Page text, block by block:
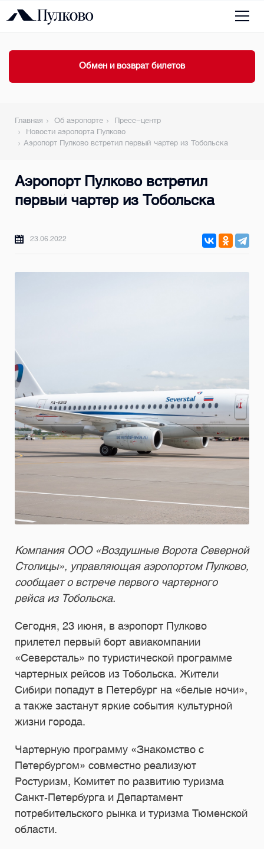
Обмен и возврат билетов
Главная Об аэропорте
Пресс-центр
Новости аэропорта Пулково
Аэропорт Пулково встретил первый чартер из Тобольска
Аэропорт Пулково встретил
первый чартер из Тобольска
23.06.2022
Компания ООО «Воздушные Ворота Северной
Столицы», управляющая аэропортом Пулково,
сообщает о встрече первого чартерного
рейса из Тобольска.
Сегодня, 23 июня, в аэропорт Пулково
прилетел первый борт авиакомпании
«Северсталь» по туристической программе
чартерных рейсов из Тобольска. Жители
Сибири попадут в Петербург на «белые ночи»,
а также застанут яркие события культурной
жизни города.
Чартерную программу «Знакомство с
Петербургом» совместно реализуют
Ростуризм, Комитет по развитию туризма
Санкт‑Петербурга и Департамент
потребительского рынка и туризма Тюменской
области.